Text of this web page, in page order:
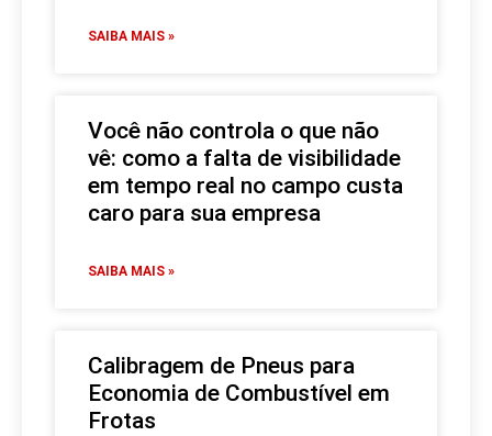
SAIBA MAIS »
Você não controla o que não
vê: como a falta de visibilidade
em tempo real no campo custa
caro para sua empresa
SAIBA MAIS »
Calibragem de Pneus para
Economia de Combustível em
Frotas